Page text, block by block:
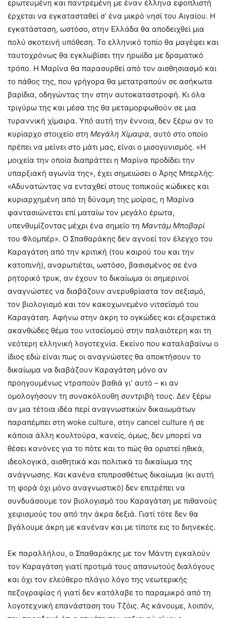
ερωτευμένη και παντρεμένη με έναν έλληνα εφοπλιστή
έρχεται να εγκατασταθεί σ’ ένα μικρό νησί του Αιγαίου. Η
εγκατάσταση, ωστόσο, στην Ελλάδα θα αποδειχθεί μια
πολύ σκοτεινή υπόθεση. Το ελληνικό τοπίο θα μαγέψει και
ταυτοχρόνως θα εγκλωβίσει την ηρωίδα με δραματικό
τρόπο. Η Μαρίνα θα παρασυρθεί από τον αισθησιασμό και
το πάθος της, που γρήγορα θα μετατραπούν σε ασήκωτα
βαρίδια, οδηγώντας την στην αυτοκαταστροφή. Κι όλα
τριγύρω της και μέσα της θα μεταμορφωθούν σε μια
τυραννική χίμαιρα. Υπό αυτή την έννοια, δεν ξέρω αν το
κυρίαρχο στοιχείο στη Μεγάλη Χίμαιρα, αυτό στο οποίο
πρέπει να μείνει στο μάτι μας, είναι ο μισογυνισμός. «Η
μοιχεία την οποία διαπράττει η Μαρίνα προδίδει την
υπαρξιακή αγωνία της», έχει σημειώσει ο Άρης Μπερλής:
«Αδυνατώντας να ενταχθεί στους τοπικούς κώδικες και
κυριαρχημένη από τη δύναμη της μοίρας, η Μαρίνα
φαντασιώνεται επί ματαίω τον μεγάλο έρωτα,
υπενθυμίζοντας μέχρι ένα σημείο τη Μαντάμ Μποβαρί
του Φλομπέρ». Ο Σπαθαράκης δεν αγνοεί τον έλεγχο του
Καραγάτση από την κριτική (του καιρού του και την
κατοπινή), αναρωτιέται, ωστόσο, βασισμένος σε ένα
ρητορικό τρυκ, αν έχουν το δικαίωμα οι σημερινοί
αναγνώστες να διαβάζουν ανερυθρίαστα τον σεξισμό,
τον βιολογισμό και τον κακοχωνεμένο νιτσεϊσμό του
Καραγάτση. Αφήνω στην άκρη το ογκώδες και εξαιρετικά
ακανθώδες θέμα του νιτσεϊσμού στην παλαιότερη και τη
νεότερη ελληνική λογοτεχνία. Εκείνο που καταλαβαίνω ο
ίδιος εδώ είναι πως οι αναγνώστες θα αποκτήσουν το
δικαίωμα να διαβάζουν Καραγάτση μόνο αν
προηγουμένως ντραπούν βαθιά γι’ αυτό – κι αν
ομολογήσουν τη συνακόλουθη συντριβή τους. Δεν ξέρω
αν μια τέτοια ιδέα περί αναγνωστικών δικαιωμάτων
παραπέμπει στη woke culture, στην cancel culture ή σε
κάποια άλλη κουλτούρα, κανείς, όμως, δεν μπορεί να
θέσει κανόνες για το πότε και το πώς θα οριστεί ηθικά,
ιδεολογικά, αισθητικά και πολιτικά το δικαίωμα της
ανάγνωσης. Και κανένα επιπροσθέτως δικαίωμα (κι αυτή
τη φορά όχι μόνο αναγνωστικό) δεν επιτρέπει να
συνδυάσουμε τον βιολογισμό του Καραγάτση με πιθανούς
χειρισμούς του από την άκρα δεξιά. Γιατί τότε δεν θα
βγάλουμε άκρη με κανέναν και με τίποτε εις το διηνεκές.
Εκ παραλλήλου, ο Σπαθαράκης με τον Μάντη εγκαλούν
τον Καραγάτση γιατί προτιμά τους απανωτούς διαλόγους
και όχι τον ελεύθερο πλάγιο λόγο της νεωτερικής
πεζογραφίας ή γιατί δεν κατάλαβε το παραμικρό από τη
λογοτεχνική επανάσταση του Τζόις. Ας κάνουμε, λοιπόν,